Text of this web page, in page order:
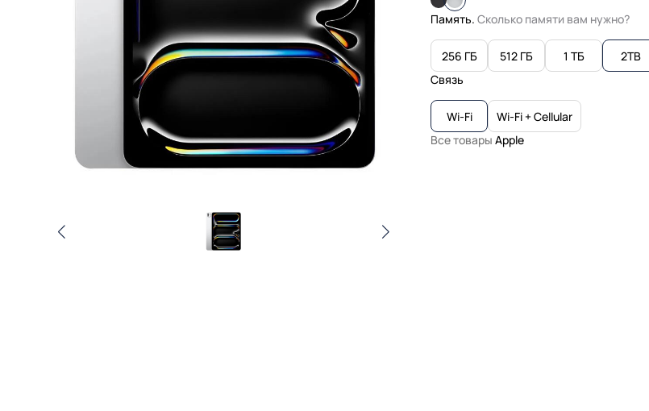
Память. Сколько памяти вам нужно?
256 ГБ 512 ГБ 1 ТБ
2TB
Связь
Wi-Fi
Wi-Fi + Cellular
Все товары Apple